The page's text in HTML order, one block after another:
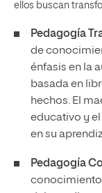
ellos buscan
Pedagogía
de
énfasis en la
basada en
hechos. El
educativo y
en su
Pedagogía
conocimiento